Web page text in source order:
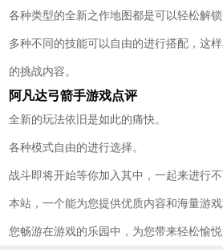
各种类型的全新之作地图都是可以轻松解
多种不同的技能可以自由的进行搭配，这
的挑战内容。
阿凡达弓箭手游戏点评
全新的玩法依旧是如此的痛快。
各种模式自由的进行选择。
战斗即将开始等你加入其中，一起来进行不
本站，一个能为您提供优质内容和海量游
您畅游在游戏的乐园中，为您带来轻松愉